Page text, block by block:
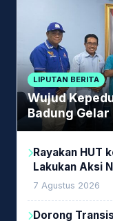
LIPUTAN BERITA
Wujud
Badung
Rayakan HUT
Lakukan Aksi
7 Agustus 2026
Dorong